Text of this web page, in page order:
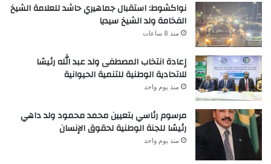
نواكشوط: استقبال جماهيري حاشد للعلامة الشيخ
الفخامة ولد الشيخ سيديا
منذ 8 ساعات
إعادة انتخاب المصطفى ولد عبد الله رئيسًا
للاتحادية الوطنية للتنمية الحيوانية
منذ يوم واحد
مرسوم رئاسي بتعيين محمد محمود ولد داهي
رئيسًا للجنة الوطنية لحقوق الإنسان
منذ يوم واحد